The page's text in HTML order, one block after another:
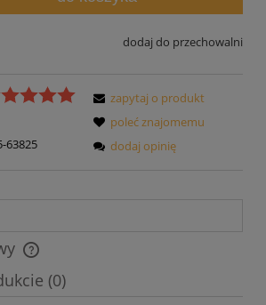
dodaj do przechowalni
63825
zapytaj o produkt
poleć znajomemu
dodaj opinię
kosztów płatności
(0)